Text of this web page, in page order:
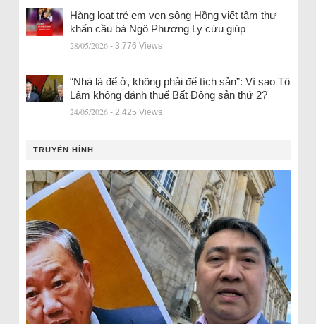
Hàng loạt trẻ em ven sông Hồng viết tâm thư
khẩn cầu bà Ngô Phương Ly cứu giúp
28/05/2026 - 3.776 Views
“Nhà là để ở, không phải để tích sản”: Vì sao Tô
Lâm không đánh thuế Bất Động sản thứ 2?
24/05/2026 - 2.425 Views
TRUYỀN HÌNH